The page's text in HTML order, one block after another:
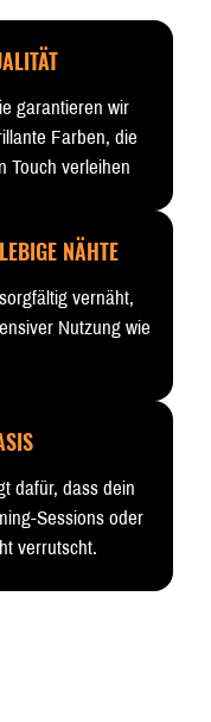
garantieren wir
Farben, die
Touch verleihen
NÄHTE
vernäht,
Nutzung wie
dafür, dass dein
Sessions oder
verrutscht.